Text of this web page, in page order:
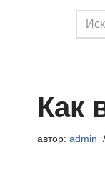
Как
автор: admin